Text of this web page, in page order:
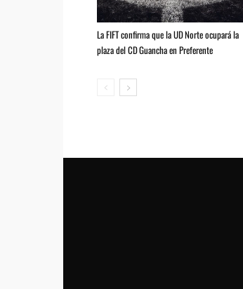
La FIFT confirma que la UD Norte ocupará la
plaza del CD Guancha en Preferente